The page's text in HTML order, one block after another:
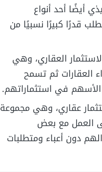
أيضًا أحد أنواع
قدرًا كبيرًا نسبيًا من
العقاري، وهي
العقارات ثم تسمح
الأسهم في استثماراتهم.
عقاري، وهي مجموعة
العمل مع بعض
دون أعباء ومتطلبات